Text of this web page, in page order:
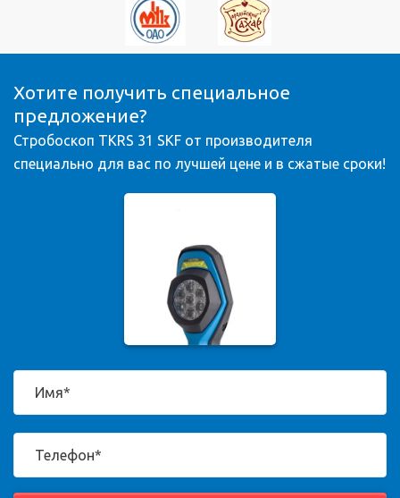
Хотите получить специальное
предложение?
Стробоскоп TKRS 31 SKF от производителя
специально для вас по лучшей цене и в сжатые сроки!